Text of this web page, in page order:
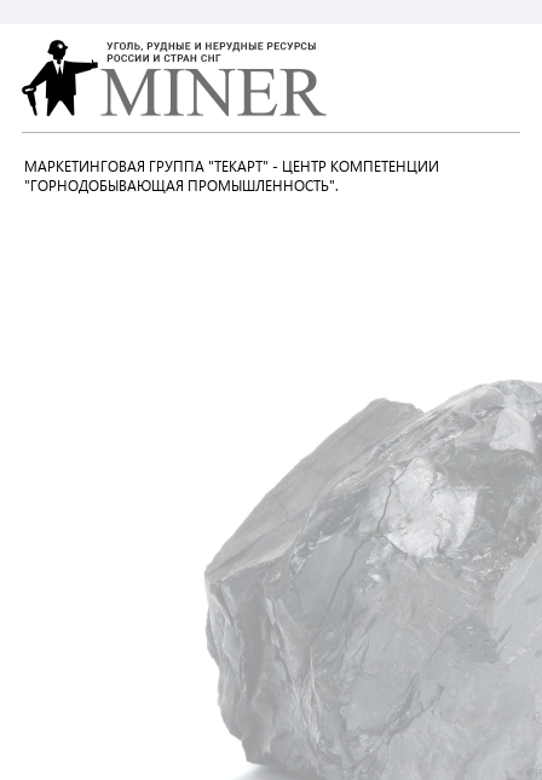
МАРКЕТИНГОВАЯ ГРУППА "ТЕКАРТ" - ЦЕНТР КОМПЕТЕНЦИИ
"ГОРНОДОБЫВАЮЩАЯ ПРОМЫШЛЕННОСТЬ".